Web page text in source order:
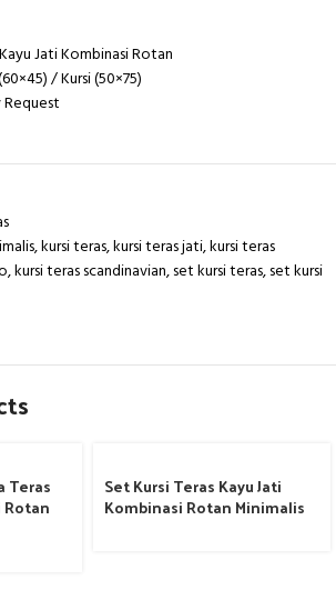
Jati Kombinasi Rotan
/ Kursi (50×75)
Request
,kursi teras,kursi teras jati,kursi teras
,kursi teras scandinavian,set kursi teras,set kursi
Teras
Rotan
Set Kursi Teras Kayu Jati
Kombinasi Rotan Minimalis